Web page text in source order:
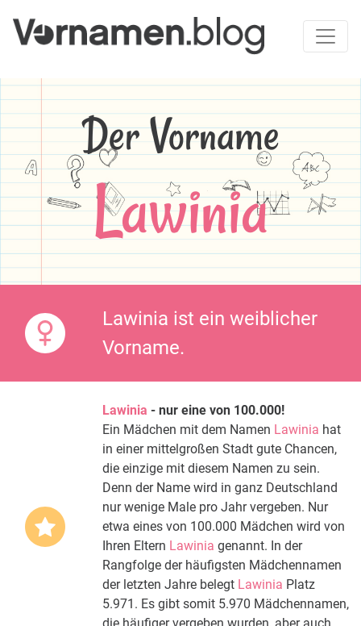
Der Vorname
Lawinia
Lawinia ist ein weiblicher
Vorname.
Lawinia - nur eine von 100.000!
Ein Mädchen mit dem Namen Lawinia hat
in einer mittelgroßen Stadt gute Chancen,
die einzige mit diesem Namen zu sein.
Denn der Name wird in ganz Deutschland
nur wenige Male pro Jahr vergeben. Nur
etwa eines von 100.000 Mädchen wird von
Ihren Eltern Lawinia genannt. In der
Rangfolge der häufigsten Mädchennamen
der letzten Jahre belegt Lawinia Platz
5.971. Es gibt somit 5.970 Mädchennamen,
die häufiger vergeben wurden, aber auch